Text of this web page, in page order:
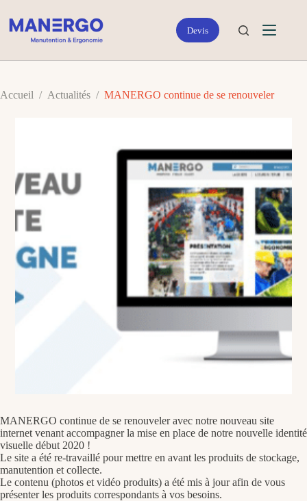
au
contenu
Accueil / Actualités / MANERGO continue de se renouveler
MANERGO continue de se renouveler avec notre nouveau site
internet venant accompagner la mise en place de notre nouvelle identité
visuelle début 2020 !
Le site a été re-travaillé pour mettre en avant les produits de stockage,
manutention et collecte.
Le contenu (photos et vidéo produits) a été mis à jour afin de vous
présenter les produits correspondants à vos besoins.